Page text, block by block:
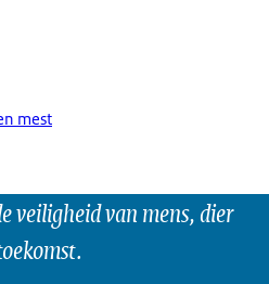
mest
veiligheid van mens, dier